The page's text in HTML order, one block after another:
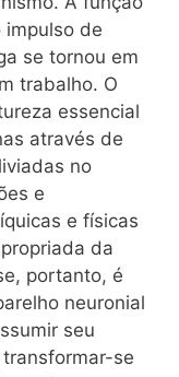
de
se tornou em
trabalho. O
essencial
através de
no
e
e físicas
da
portanto, é
neuronial
seu
se